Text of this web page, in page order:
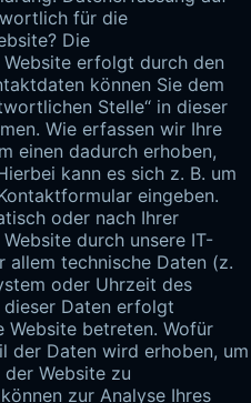
für die
Die
erfolgt durch den
können Sie dem
Stelle“ in dieser
Wie erfassen wir Ihre
einen dadurch erhoben,
kann es sich z. B. um
eingeben.
oder nach Ihrer
durch unsere IT-
allem technische Daten (z.
oder Uhrzeit des
dieser Daten erfolgt
Website betreten. Wofür
der Daten wird erhoben, um
Website zu
zur Analyse Ihres